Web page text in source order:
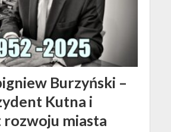
Burzyński –
Kutna i
miasta